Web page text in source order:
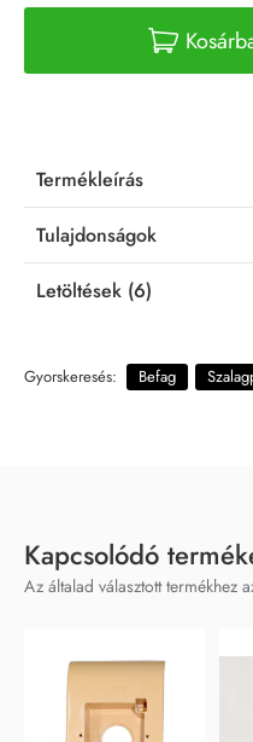
Termékleírás
Tulajdonságok
Letöltések (6)
Gyorskeresés: Befag
Kapcsolódó
Az általad választott termékhez